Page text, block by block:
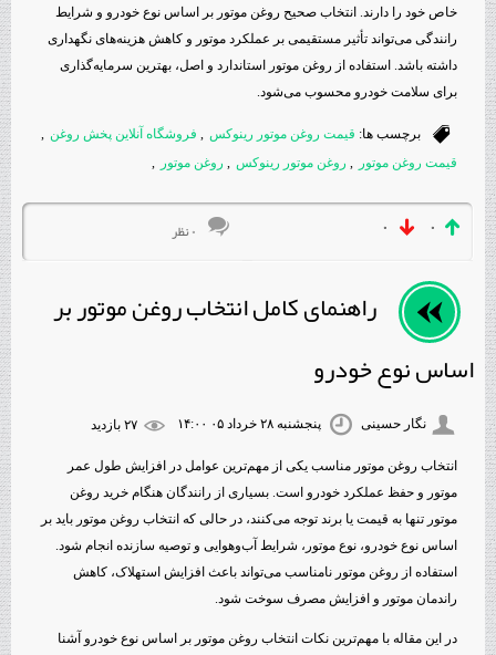
خاص خود را دارند. انتخاب صحیح روغن موتور بر اساس نوع خودرو و شرایط
رانندگی می‌تواند تأثیر مستقیمی بر عملکرد موتور و کاهش هزینه‌های نگهداری
داشته باشد. استفاده از روغن موتور استاندارد و اصل، بهترین سرمایه‌گذاری
برای سلامت خودرو محسوب می‌شود.
برچسب ها: قیمت روغن موتور رینوکس , فروشگاه آنلاین پخش روغن ,
قیمت روغن موتور , روغن موتور رینوکس , روغن موتور ,
۰ ۰ ۰ نظر
راهنمای کامل انتخاب روغن موتور بر
اساس نوع خودرو
نگار حسینی پنجشنبه ۲۸ خرداد ۰۵ ۱۴:۰۰
انتخاب روغن موتور مناسب یکی از مهم‌ترین عوامل در افزایش طول عمر
موتور و حفظ عملکرد خودرو است. بسیاری از رانندگان هنگام خرید روغن
موتور تنها به قیمت یا برند توجه می‌کنند، در حالی که انتخاب روغن موتور باید بر
اساس نوع خودرو، نوع موتور، شرایط آب‌وهوایی و توصیه سازنده انجام شود.
استفاده از روغن موتور نامناسب می‌تواند باعث افزایش استهلاک، کاهش
راندمان موتور و افزایش مصرف سوخت شود.
در این مقاله با مهم‌ترین نکات انتخاب روغن موتور بر اساس نوع خودرو آشنا